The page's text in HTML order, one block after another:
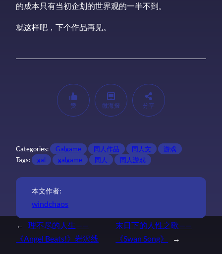
的成本只有当初企划的世界观的一半不到。
就这样吧，下个作品再见。
赞 微海报 分享
Categories: Galgame 同人作品 同人文
游戏
Tags:
gal galgame 同人 同人游戏
本文作者:
windchaos
←
理不尽的人生——
《Angel Beats!》岩沢线
末日下的人性之歌——
《Swan Song》
→